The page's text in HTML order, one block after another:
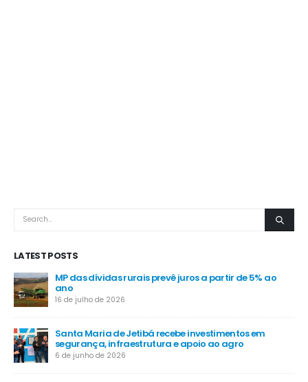
LATEST POSTS
MP das dívidas rurais prevê juros a partir de 5% ao
ano
16 de julho de 2026
Santa Maria de Jetibá recebe investimentos em
segurança, infraestrutura e apoio ao agro
6 de junho de 2026